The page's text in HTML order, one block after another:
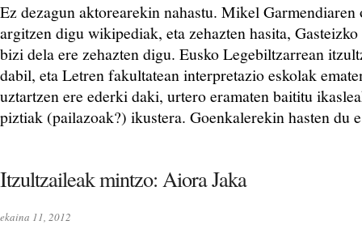
Ez dezagun aktorearekin nahastu. Mikel
argitzen digu wikipediak, eta zehazten hasita,
bizi dela ere zehazten digu. Eusko Legebiltzarrean
dabil, eta Letren fakultatean interpretazio eskolak
uztartzen ere ederki daki, urtero eramaten baititu
piztiak (pailazoak?) ikustera. Goenkalerekin hasten
Itzultzaileak mintzo: Aiora Jaka
ekaina 11, 2012